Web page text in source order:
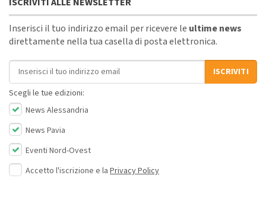
Inserisci il tuo indirizzo email per ricevere le ultime news
direttamente nella tua casella di posta elettronica.
Indirizzo email
ISCRIVITI
Scegli le tue edizioni:
News Alessandria
News Pavia
Eventi Nord-Ovest
Accetto l'iscrizione e la Privacy Policy